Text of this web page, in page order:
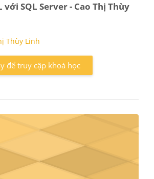
với SQL Server - Cao Thị Thùy
Thùy Linh
để truy cập khoá học